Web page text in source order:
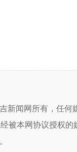
新闻网所有，任何
被本网协议授权的